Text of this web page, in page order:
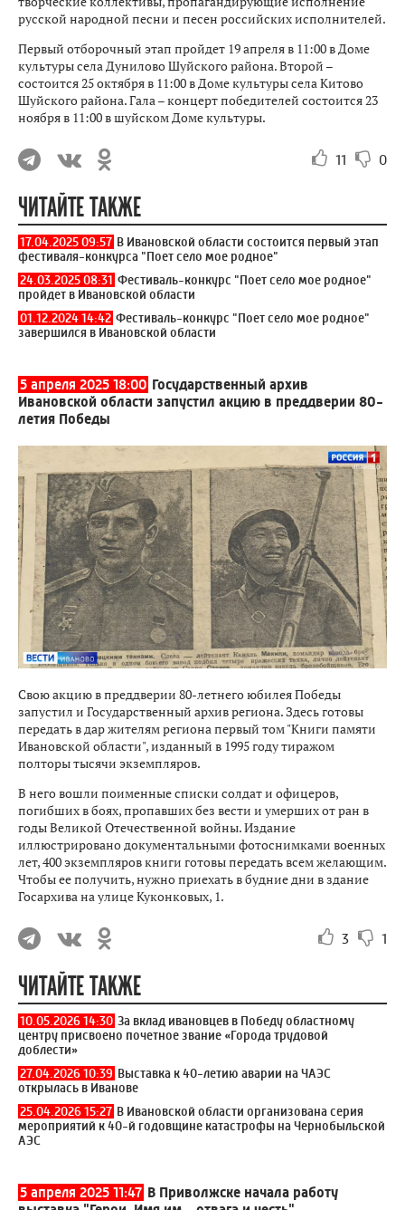
русской народной песни и песен российских исполнителей.
Первый отборочный этап пройдет 19 апреля в 11:00 в Доме
культуры села Дунилово Шуйского района. Второй –
состоится 25 октября в 11:00 в Доме культуры села Китово
Шуйского района. Гала – концерт победителей состоится 23
ноября в 11:00 в шуйском Доме культуры.
11 0
ЧИТАЙТЕ ТАКЖЕ
17.04.2025 09:57 В Ивановской области состоится первый этап
фестиваля-конкурса "Поет село мое родное"
24.03.2025 08:31 Фестиваль-конкурс "Поет село мое родное"
пройдет в Ивановской области
01.12.2024 14:42 Фестиваль-конкурс "Поет село мое родное"
завершился в Ивановской области
5 апреля 2025 18:00 Государственный архив
Ивановской области запустил акцию в преддверии 80-
летия Победы
Свою акцию в преддверии 80-летнего юбилея Победы
запустил и Государственный архив региона. Здесь готовы
передать в дар жителям региона первый том "Книги памяти
Ивановской области", изданный в 1995 году тиражом
полторы тысячи экземпляров.
В него вошли поименные списки солдат и офицеров,
погибших в боях, пропавших без вести и умерших от ран в
годы Великой Отечественной войны. Издание
иллюстрировано документальными фотоснимками военных
лет, 400 экземпляров книги готовы передать всем желающим.
Чтобы ее получить, нужно приехать в будние дни в здание
Госархива на улице Куконковых, 1.
3 1
ЧИТАЙТЕ ТАКЖЕ
10.05.2026 14:30 За вклад ивановцев в Победу областному
центру присвоено почетное звание «Города трудовой
доблести»
27.04.2026 10:39 Выставка к 40-летию аварии на ЧАЭС
открылась в Иванове
25.04.2026 15:27 В Ивановской области организована серия
мероприятий к 40-й годовщине катастрофы на Чернобыльской
АЭС
5 апреля 2025 11:47 В Приволжске начала работу